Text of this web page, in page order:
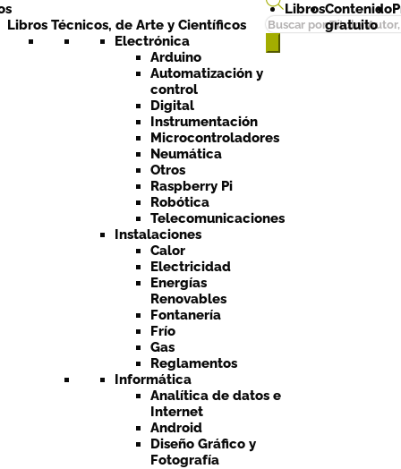
Búsqueda
de
Libros Técnicos, de Arte y Científicos
Electrónica
Arduino
Automatización y
control
Digital
Instrumentación
Microcontroladores
Neumática
Otros
Raspberry Pi
Robótica
Telecomunicaciones
Instalaciones
Calor
Electricidad
Energías
Renovables
Fontanería
Frío
Gas
Reglamentos
Informática
Analítica de datos e
Internet
Android
Diseño Gráfico y
Fotografía
LibrosContenido
gratuito